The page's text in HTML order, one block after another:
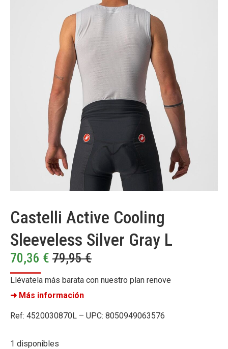
Castelli Active Cooling
Sleeveless Silver Gray L
70,36 € 79,95€
Llévatela más barata con nuestro plan renove
➜ Más información
Ref: 4520030870L – UPC: 8050949063576
1 disponibles